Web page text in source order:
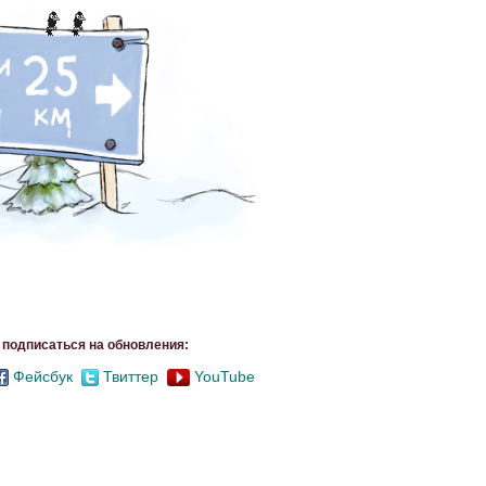
подписаться на обновления:
Фейсбук Твиттер YouTube